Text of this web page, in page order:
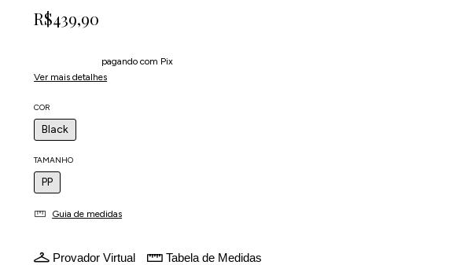
R$439,90
pagando com Pix
Ver mais detalhes
COR
Black
TAMANHO
PP
Guia de medidas
Provador Virtual Tabela de Medidas